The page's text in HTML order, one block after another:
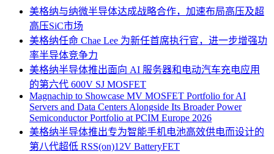
美格纳与纳微半导体达成战略合作，加速布局高压及超
高压SiC市场
美格纳任命 Chae Lee 为新任首席执行官，进一步增强功
率半导体竞争力
美格纳半导体推出面向 AI 服务器和电动汽车充电应用
的第六代 600V SJ MOSFET
Magnachip to Showcase MV MOSFET Portfolio for AI
Servers and Data Centers Alongside Its Broader Power
Semiconductor Portfolio at PCIM Europe 2026
美格纳半导体推出专为智能手机电池高效供电而设计的
第八代超低 RSS(on)12V BatteryFET